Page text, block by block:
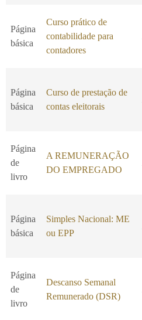
Página
básica
Curso prático de
contabilidade para
contadores
Página
básica
Curso de prestação de
contas eleitorais
Página
de
livro
A REMUNERAÇÃO
DO EMPREGADO
Página
básica
Simples Nacional: ME
ou EPP
Página
de
livro
Descanso Semanal
Remunerado (DSR)